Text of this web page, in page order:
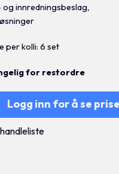
og innredningsbeslag,
per kolli: 6 set
for restordre
Logg inn for å se